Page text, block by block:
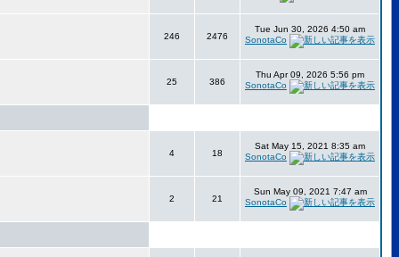
246 2476
Tue Jun 30, 2026 4:50 am
SonotaCo
25 386
Thu Apr 09, 2026 5:56 pm
SonotaCo
4 18
Sat May 15, 2021 8:35 am
SonotaCo
2 21
Sun May 09, 2021 7:47 am
SonotaCo